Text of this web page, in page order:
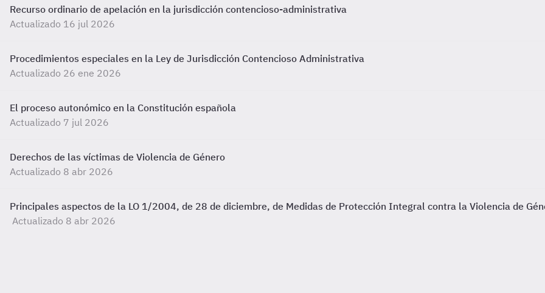
Recurso ordinario de apelación en la jurisdicción contencioso-administrativa
Actualizado 16 jul 2026
Procedimientos especiales en la Ley de Jurisdicción Contencioso Administrativa
Actualizado 26 ene 2026
El proceso autonómico en la Constitución española
Actualizado 7 jul 2026
Derechos de las víctimas de Violencia de Género
Actualizado 8 abr 2026
Principales aspectos de la LO 1/2004, de 28 de diciembre, de Medidas de Protección Integral contra la Violencia de
Actualizado 8 abr 2026